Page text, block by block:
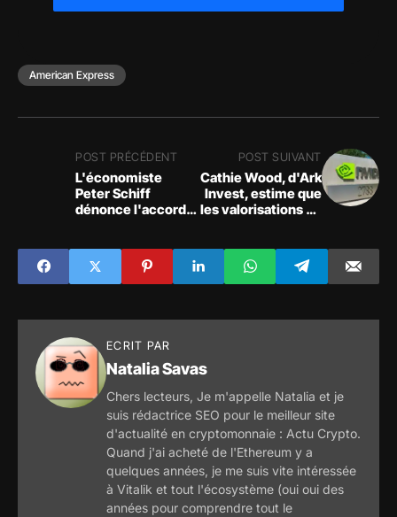
American Express
POST PRÉCÉDENT
L'économiste
Peter Schiff
dénonce l'accord
que la dette
nationale pourrait
augmenter de 4
au cours des deux
prochaines années
POST SUIVANT
Cathie Wood, d'Ark
Invest, estime que
les valorisations de
justifie sa sortie
ECRIT PAR
Natalia Savas
Chers lecteurs, Je m'appelle Natalia et je
suis rédactrice SEO pour le meilleur site
d'actualité en cryptomonnaie : Actu Crypto.
Quand j'ai acheté de l'Ethereum y a
quelques années, je me suis vite intéressée
à Vitalik et tout l'écosystème (oui oui des
années pour comprendre tout le